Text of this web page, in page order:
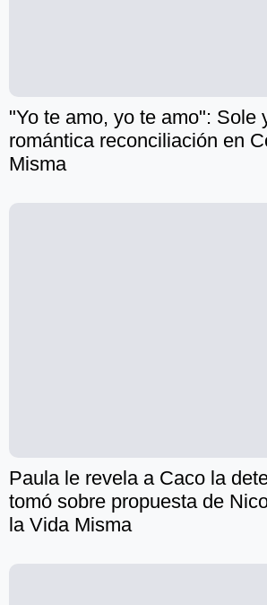
"Yo te amo, yo te amo": Sole
romántica reconciliación en
Misma
Paula le revela a Caco la
tomó sobre propuesta de
la Vida Misma